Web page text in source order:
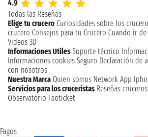
4.9
Todas las Reseñas
Elige tu crucero Curiosidades sobre los
crucero Consejos para tu Crucero Cuando ir
Videos 3D
Informaciones Utiles Soporte técnico
Informaciones cookies Seguro Declaración de
con nosotros
Nuestra Marca Quien somos Network App
Servicios para los cruceristas Reseñas cruceros
Observatorio Taoticket
Pagos